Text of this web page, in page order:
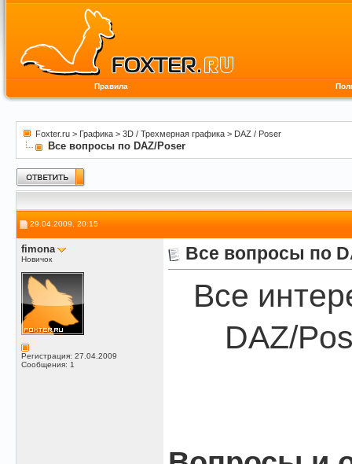
Правила
Foxter.ru > Графика > 3D / Трехмерная графика > DAZ / Poser
Все вопросы по DAZ/Poser
29.04.2009, 20:15
fimona
Новичок
Регистрация: 27.04.2009
Сообщения: 1
Все вопросы по
Все
DAZ/